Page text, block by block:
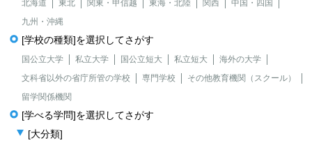
北海道 東北 関東・甲信越 東海・北陸 関西
中国・四国
九州・沖縄
[学校の種類]を選択してさがす
国公立大学 私立大学 国公立短大 私立短大
海外の大学
文科省以外の省庁所管の学校
専門学校
その他教育機関（スクール）
留学関係機関
[学べる学問]を選択してさがす
[大分類]